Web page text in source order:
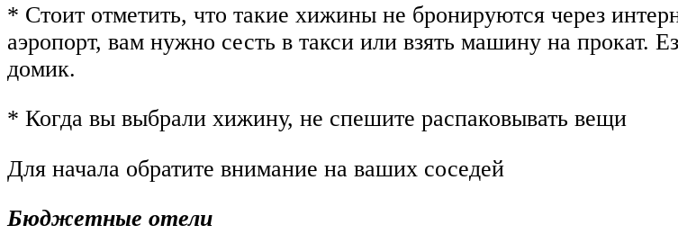
* Стоит отметить, что такие хижины не бронируются через
аэропорт, вам нужно сесть в такси или взять машину на прокат.
домик.
* Когда вы выбрали хижину, не спешите распаковывать вещи
Для начала обратите внимание на ваших соседей
Бюджетные отели